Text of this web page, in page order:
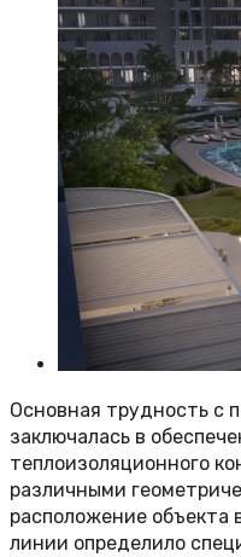
Основная трудность с
заключалась в
теплоизоляционного
различными
расположение объекта
линии определило